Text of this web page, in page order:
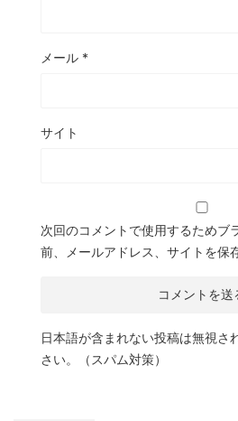
メール *
サイト
次回のコメントで使用するためブ
前、メールアドレス、サイトを保
日本語が含まれない投稿は無視さ
さい。（スパム対策）